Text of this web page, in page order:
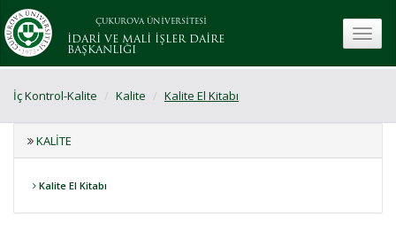
ÇUKUROVA ÜNİVERSİTESİ
İDARİ VE MALİ İŞLER DAİRE
BAŞKANLIĞI
İç Kontrol-Kalite Kalite Kalite El Kitabı
KALITE
Kalite El Kitabı